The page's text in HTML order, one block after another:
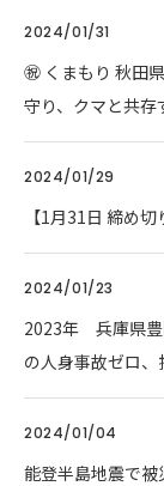
2024/01/31
㊗ くまもり 秋田
守り、クマと共存
2024/01/29
【1月31日 締め
2024/01/23
2023年 兵庫県豊
の人身事故ゼロ
2024/01/04
能登半島地震で